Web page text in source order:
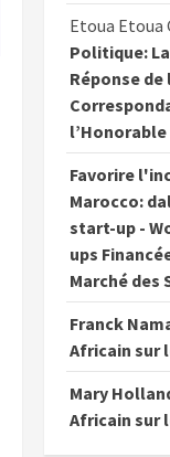
Etoua Etoua
Politique:
Réponse de
Favorire
Marocco:
start-up -
ups
Marché des
Franck
Africain sur
Mary
Africain sur